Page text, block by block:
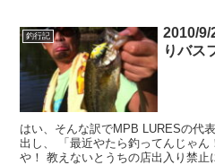
釣行記
2010/
りバス
はい、そんな訳でMPB LURESの代
出し、 「最近やたら釣ってんじゃん
や！ 教えないとうちの店出入り禁止にすんぞ！」っと脅し (一応言っ